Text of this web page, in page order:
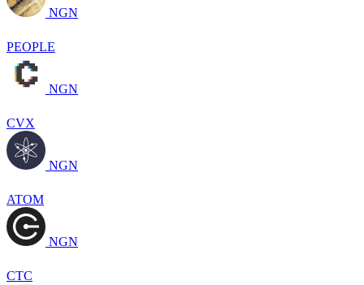
NGN
PEOPLE
NGN
CVX
NGN
ATOM
NGN
CTC